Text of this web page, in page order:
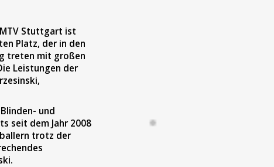
Stuttgart ist
Platz, der in den
treten mit großen
Leistungen der
und
seit dem Jahr 2008
trotz der